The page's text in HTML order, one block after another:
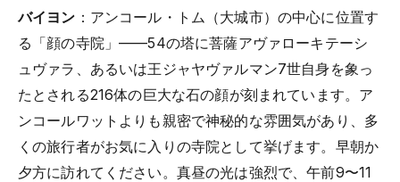
バイヨン ：アンコール・トム（大城市）の中心に位置す
る「顔の寺院」——54の塔に菩薩アヴァローキテーシ
ュヴァラ、あるいは王ジャヤヴァルマン7世自身を象っ
たとされる216体の巨大な石の顔が刻まれています。ア
ンコールワットよりも親密で神秘的な雰囲気があり、多
くの旅行者がお気に入りの寺院として挙げます。早朝か
夕方に訪れてください。真昼の光は強烈で、午前9〜11